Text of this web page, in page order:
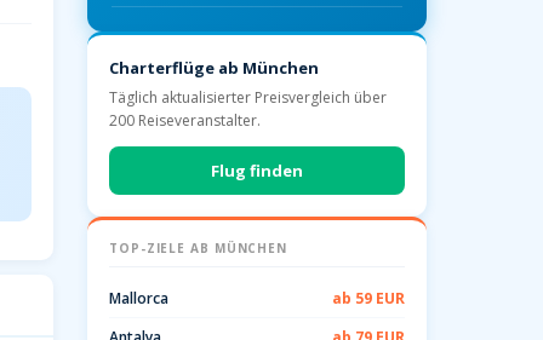
Charterflüge ab München
Täglich aktualisierter Preisvergleich über
200 Reiseveranstalter.
Flug finden
TOP-ZIELE AB MÜNCHEN
Mallorca
ab 59 EUR